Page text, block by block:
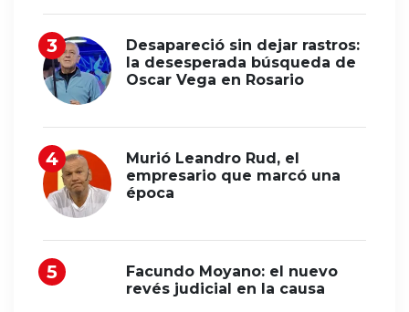
Desapareció sin dejar rastros:
la desesperada búsqueda de
Oscar Vega en Rosario
Murió Leandro Rud, el
empresario que marcó una
época
Facundo Moyano: el nuevo
revés judicial en la causa